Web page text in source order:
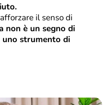
il senso di
non è un segno di
uno strumento di